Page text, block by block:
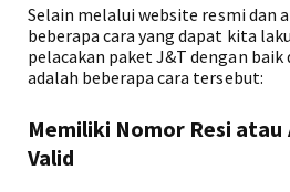
Selain melalui website resmi dan
beberapa cara yang dapat kita
pelacakan paket J&T dengan baik
adalah beberapa cara tersebut:
Memiliki Nomor Resi
Valid